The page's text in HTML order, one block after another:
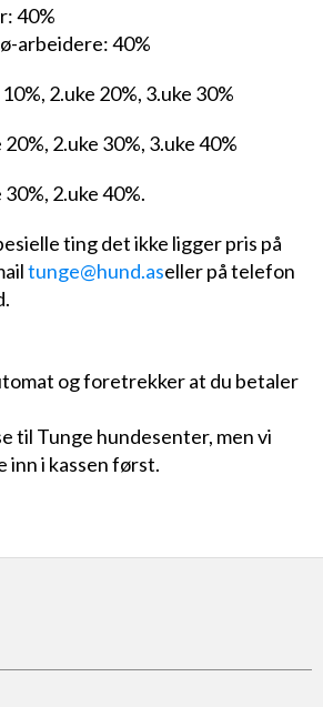
40%
arbeidere: 40%
2.uke 20%, 3.uke 30%
20%, 2.uke 30%, 3.uke 40%
30%, 2.uke 40%.
ting det ikke ligger pris på
tunge@hund.aseller på telefon
og foretrekker at du betaler
til Tunge hundesenter, men vi
inn i kassen først.